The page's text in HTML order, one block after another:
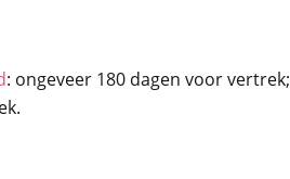
: ongeveer 180 dagen voor vertrek;